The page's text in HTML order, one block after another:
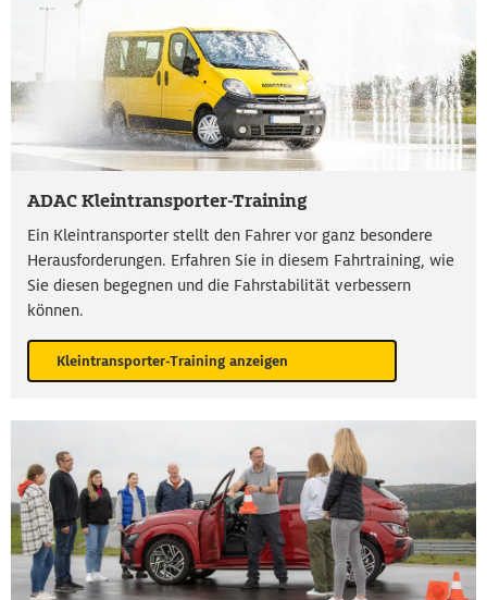
ADAC Kleintransporter-Training
Ein Kleintransporter stellt den Fahrer vor ganz besondere
Herausforderungen. Erfahren Sie in diesem Fahrtraining, wie
Sie diesen begegnen und die Fahrstabilität verbessern
können.
Kleintransporter-Training anzeigen